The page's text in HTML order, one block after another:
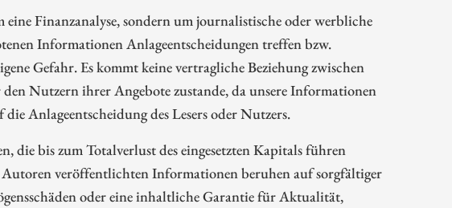
Finanzanalyse, sondern um journalistische oder werbliche
Informationen Anlageentscheidungen treffen bzw.
Gefahr. Es kommt keine vertragliche Beziehung zwischen
Nutzern ihrer Angebote zustande, da unsere Informationen
Anlageentscheidung des Lesers oder Nutzers.
bis zum Totalverlust des eingesetzten Kapitals führen
veröffentlichten Informationen beruhen auf sorgfältiger
oder eine inhaltliche Garantie für Aktualität,